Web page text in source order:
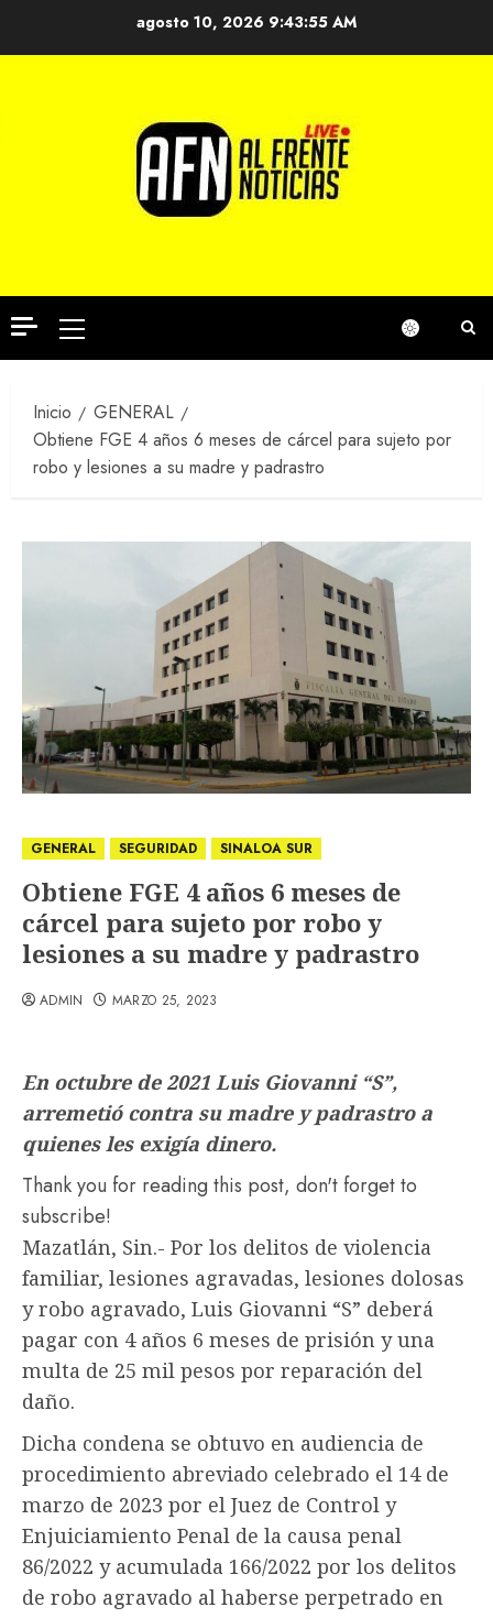
agosto 10, 2026 9:43:56 AM
Menú
principal
Inicio
GENERAL
Obtiene FGE 4 años 6 meses de cárcel para sujeto por
robo y lesiones a su madre y padrastro
GENERAL SEGURIDAD SINALOA SUR
Obtiene FGE 4 años 6 meses de
cárcel para sujeto por robo y
lesiones a su madre y padrastro
ADMIN MARZO 25, 2023
En octubre de 2021 Luis Giovanni “S”,
arremetió contra su madre y padrastro a
quienes les exigía dinero.
Thank you for reading this post, don't forget to
subscribe!
Mazatlán, Sin.- Por los delitos de violencia
familiar, lesiones agravadas, lesiones dolosas
y robo agravado, Luis Giovanni “S” deberá
pagar con 4 años 6 meses de prisión y una
multa de 25 mil pesos por reparación del
daño.
Dicha condena se obtuvo en audiencia de
procedimiento abreviado celebrado el 14 de
marzo de 2023 por el Juez de Control y
Enjuiciamiento Penal de la causa penal
86/2022 y acumulada 166/2022 por los delitos
de robo agravado al haberse perpetrado en